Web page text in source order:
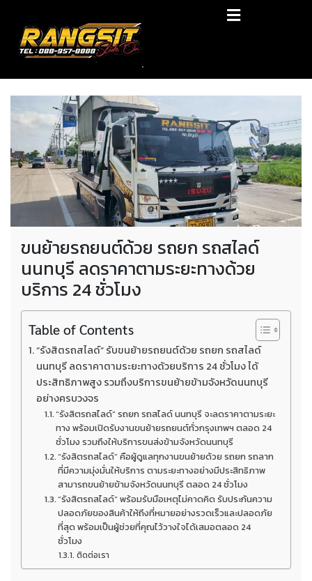
content
RANGSIT SlideON
รถยก168 รถสไลด์รังสิต รถสไลด์ ราคาถูก
ขนย้ายรถยนต์ด้วย รถยก รถสไลด์
นนทบุรี ลดราคาตามระยะทางด้วย
บริการ 24 ชั่วโมง
Table of Contents
“รังสิตรถสไลด์” รับขนย้ายรถยนต์ด้วย รถยก รถสไลด์
นนทบุรี ลดราคาตามระยะทางด้วยบริการ 24 ชั่วโมง ได้
ประสิทธิภาพสูง รวมถึงบริการขนย้ายข้ามจังหวัดนนทบุรี
อย่างครบวงจร
“รังสิตรถสไลด์” รถยก รถสไลด์ นนทบุรี จะลดราคาตามระยะ
ทาง พร้อมเปิดรับงานขนย้ายรถยนต์ทั่วกรุงเทพฯ ตลอด 24
ชั่วโมง รวมถึงให้บริการขนส่งข้ามจังหวัดนนทบุรี
“รังสิตรถสไลด์” คือผู้ดูแลทุกงานขนย้ายด้วย รถยก รถลาก
ที่มีความมุ่งมั่นให้บริการ ตามระยะทางอย่างมีประสิทธิภาพ
สามารถขนย้ายข้ามจังหวัดนนทบุรี ตลอด 24 ชั่วโมง
“รังสิตรถสไลด์” พร้อมรับมือเหตุไม่คาดคิด รับประกันความ
ปลอดภัยของสินค้าให้ถึงที่หมายอย่างรวดเร็วและปลอดภัย
ที่สุด พร้อมเป็นผู้ช่วยที่คุณไว้วางใจได้เสมอตลอด 24
ชั่วโมง
ติดต่อเรา